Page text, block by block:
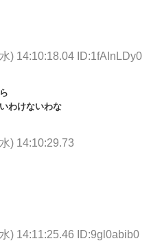
) 14:10:18.04 ID:1fAInLDy0
わけないわな
) 14:10:29.73
) 14:11:25.46 ID:9gl0abib0